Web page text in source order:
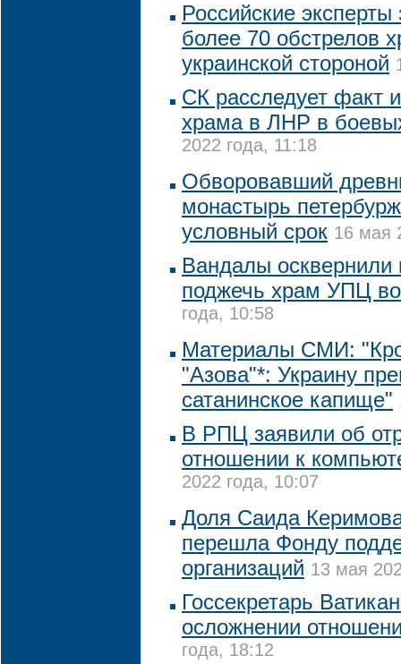
Российские
более 70 обстрелов
украинской стороной
СК расследует факт
храма в ЛНР в
2022 года, 11:18
Обворовавший
монастырь
условный срок 16 мая
Вандалы осквернили
поджечь храм УПЦ
года, 10:58
Материалы СМИ:
"Азова"*: Украину
сатанинское капище"
В РПЦ заявили об
отношении к
2022 года, 10:07
Доля Саида
перешла Фонду
организаций 13 мая
Госсекретарь
осложнении
года, 18:12